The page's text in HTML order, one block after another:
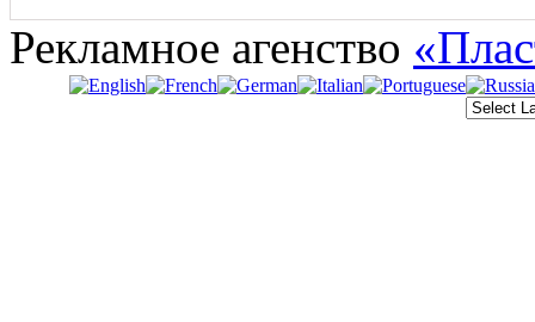
Рекламное агенство